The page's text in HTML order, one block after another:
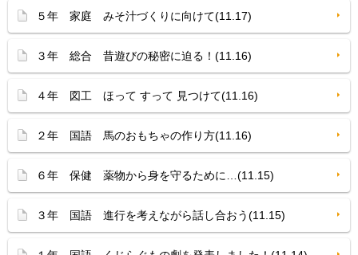
５年 家庭 みそ汁づくりに向けて(11.17)
３年 総合 昔遊びの秘密に迫る！(11.16)
４年 図工 ほって すって 見つけて(11.16)
２年 国語 馬のおもちゃの作り方(11.16)
６年 保健 薬物から身を守るために…(11.15)
３年 国語 進行を考えながら話し合おう(11.15)